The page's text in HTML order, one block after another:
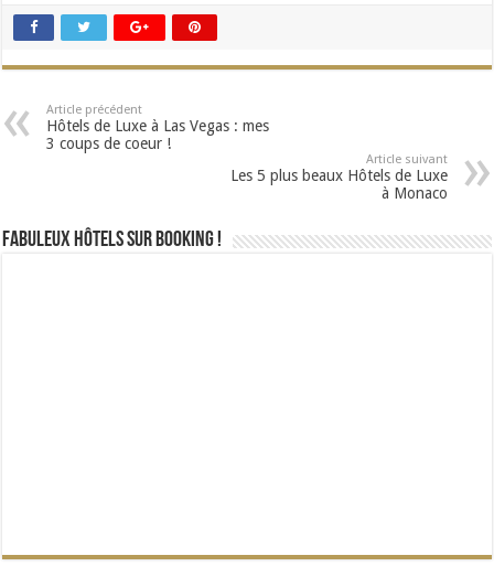
Article précédent
Hôtels de Luxe à Las Vegas : mes
3 coups de coeur !
Article suivant
Les 5 plus beaux Hôtels de Luxe
à Monaco
Fabuleux Hôtels sur Booking !